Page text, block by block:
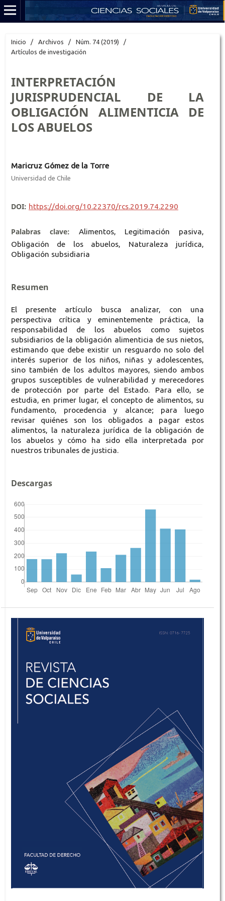
Inicio / Archivos / Núm. 74 (2019)
/
Artículos de investigación
INTERPRETACIÓN
JURISPRUDENCIAL DE LA
OBLIGACIÓN ALIMENTICIA DE
LOS ABUELOS
Maricruz Gómez de la Torre
Universidad de Chile
DOI: https://doi.org/10.22370/rcs.2019.74.2290
Palabras clave: Alimentos, Legitimación pasiva,
Obligación de los abuelos, Naturaleza jurídica,
Obligación subsidiaria
Resumen
El presente artículo busca analizar, con una
perspectiva crítica y eminentemente práctica, la
responsabilidad de los abuelos como sujetos
subsidiarios de la obligación alimenticia de sus nietos,
estimando que debe existir un resguardo no solo del
interés superior de los niños, niñas y adolescentes,
sino también de los adultos mayores, siendo ambos
grupos susceptibles de vulnerabilidad y merecedores
de protección por parte del Estado. Para ello, se
estudia, en primer lugar, el concepto de alimentos, su
fundamento, procedencia y alcance; para luego
revisar quiénes son los obligados a pagar estos
alimentos, la naturaleza jurídica de la obligación de
los abuelos y cómo ha sido ella interpretada por
nuestros tribunales de justicia.
Descargas